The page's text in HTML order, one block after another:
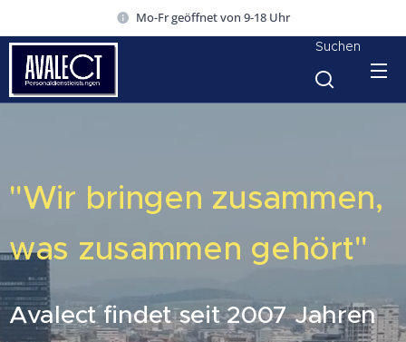
Mo-Fr geöffnet von 9-18 Uhr
Suchen
"Wir bringen zusammen,
was zusammen gehört"
Avalect findet seit 2007 Jahren